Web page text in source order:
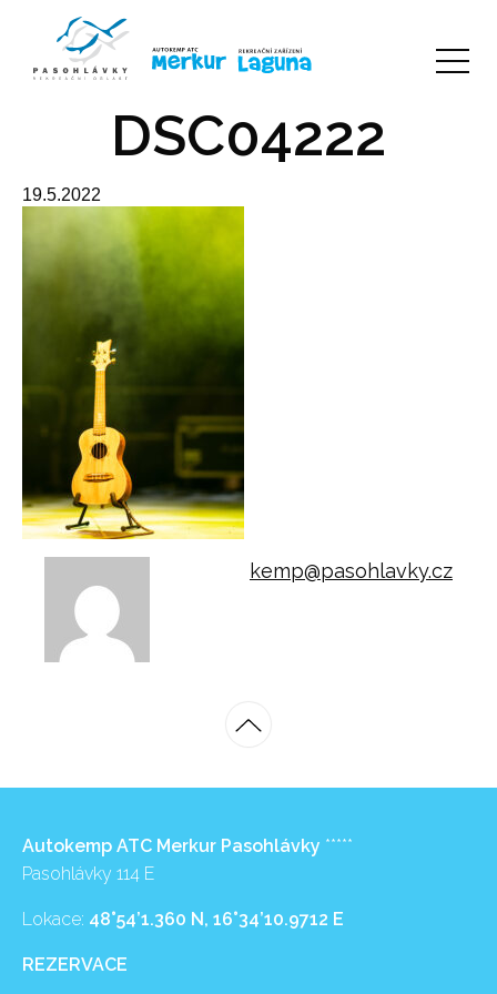
DSC04222
19.5.2022
kemp@pasohlavky.cz
Autokemp ATC Merkur Pasohlávky *****
Pasohlávky 114 E
Lokace: 48°54’1.360 N, 16°34’10.9712 E
REZERVACE